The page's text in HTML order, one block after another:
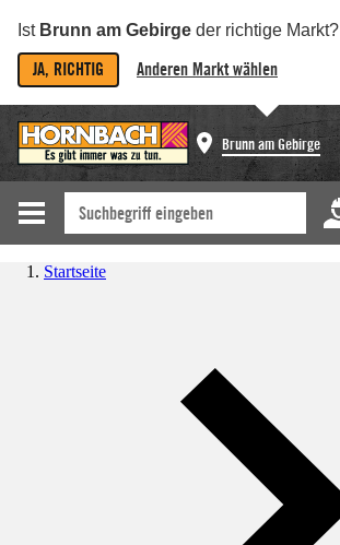
Ist Brunn am Gebirge der richtige Markt?
JA, RICHTIG Anderen Markt wählen
Brunn am Gebirge
Startseite